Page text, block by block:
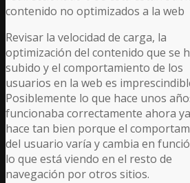
contenido no optimizados a la web
Revisar la velocidad de carga, la
optimización del contenido que se
subido y el comportamiento de los
usuarios en la web es
Posiblemente lo que hace unos
funcionaba correctamente ahora
hace tan bien porque el
del usuario varía y cambia en
lo que está viendo en el resto de
navegación por otros sitios.